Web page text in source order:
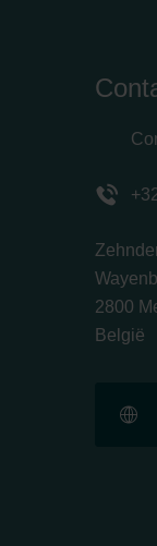
2800
België